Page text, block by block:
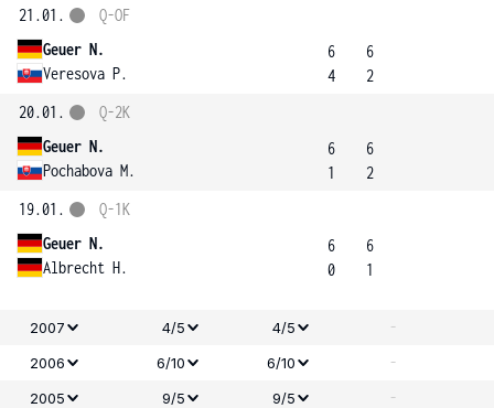
21.01.
Geuer N.
Veresova P.
Q-OF
6
4
6
2
20.01.
Geuer N.
Pochabova M.
Q-2K
6
1
6
2
19.01.
Geuer N.
Albrecht H.
Q-1K
6
0
6
1
2007 4/5 4/5 -
2006 6/10 6/10 -
2005 9/5 9/5 -